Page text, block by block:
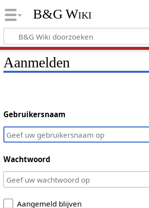
B&G Wiki
Aanmelden
Gebruikersnaam
Wachtwoord
Aangemeld blijven